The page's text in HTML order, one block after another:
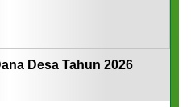
Desa Tahun 2026